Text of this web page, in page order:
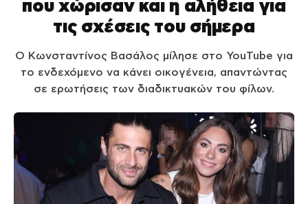
που χώρισαν και η αλήθεια για
τις σχέσεις του σήμερα
Ο Κωνσταντίνος Βασάλος μίλησε στο YouTube για
το ενδεχόμενο να κάνει οικογένεια, απαντώντας
σε ερωτήσεις των διαδικτυακών του φίλων.